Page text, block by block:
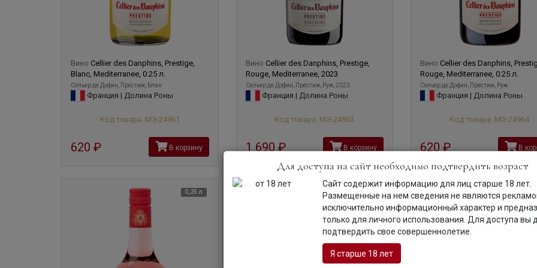
свыше 50 000 высокоточных анализов. Кроме того, компания
чемпионат Европы по фигурному катанию, гонки "Формулы 1",
Вино Cellier des Danphins, Prestige,
Blanc, Mediterranee, 0.25 л.
Сельер де Дофин, Престиж, Блан
Франция | Долина Роны
Код товара: МЭ-24961
620 В корзину
Вино Cellier des Danphins, Prestige,
Rouge, Mediterranee, 2023
Сельер де Дофин, Престиж, Руж, 2023
Франция | Долина Роны
Код товара: МЭ-24963
1 690 руб В корзину
Вино Cellier des Danphins,
Rouge, Mediterranee, 0.25 л.
Сельер де Дофин, Престиж, Руж
Франция | Долина Роны
Код товара: МЭ-24964
620 руб В
0,25 л
Для доступа на сайт необходимо подтвердить возраст
Сайт содержит информацию для лиц старше 18 лет.
Размещенные на нем сведения не являются
исключительно информационный характер и
только для личного использования. Для доступа вы
подтвердить свое совершеннолетие.
Я старше 18 лет